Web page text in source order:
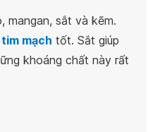
mangan, sắt và kẽm.
mạch tốt. Sắt giúp
khoáng chất này rất